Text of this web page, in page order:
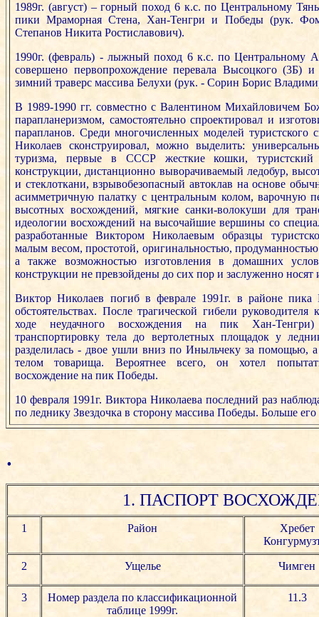
1989г. (август) – горный поход 6 к.с. по Центральному
пики Мраморная Стена, Хан-Тенгри и Победы (рук.
Степанов Никита Ростиславович).
1990г. (февраль) - лыжный поход 6 к.с. по Центральному
совершено первопрохождение перевала Высоцкого (3Б)
зимний траверс массива Белухи (рук. - Сорин Борис
В 1989-1990 гг. совместно с Валентином Михайловичем
парапланеризмом, самостоятельно спроектировал и
парапланов. Среди многочисленных моделей туристского
Николаев сконструировал, можно выделить:
туризма, первые в СССР жесткие кошки, туристский
конструкции, дистанционно выворачиваемый ледобур,
и стеклоткани, взрывобезопасный автоклав на основе
асимметричную палатку с центральным колом, варочную
высотных восхождений, мягкие санки-волокуши для
идеологии восхождений на высочайшие вершины со
разработанные Виктором Николаевым образцы
малым весом, простотой, оригинальностью,
а также возможностью изготовления в домашних
конструкции не превзойдены до сих пор и заслуженно носят
Виктор Николаев погиб в феврале 1991г. в районе
обстоятельствах. После трагической гибели
ходе неудачного восхождения на пик Хан-Тенгри)
транспортировку тела до вертолетных площадок у
разделилась - двое ушли вниз по Иныльчеку за помощью,
телом товарища. Вероятнее всего, он хотел
восхождение на пик Победы.
10 февраля 1991г. Виктора Николаева последний раз
по леднику Звездочка в сторону массива Победы. Больше
.
1. ПАСПОРТ
1 Район
Хребет
2 Ущелье Чимген
3
Номер раздела по классификационной
таблице 1999г.
11.3